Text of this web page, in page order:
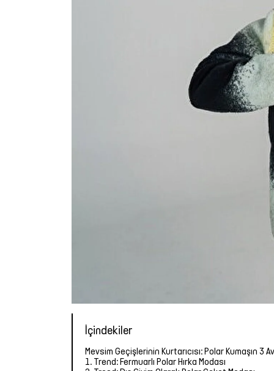
İçindekiler
Mevsim Geçişlerinin Kurtarıcısı: Polar Kumaşın 3
1. Trend: Fermuarlı Polar Hırka Modası